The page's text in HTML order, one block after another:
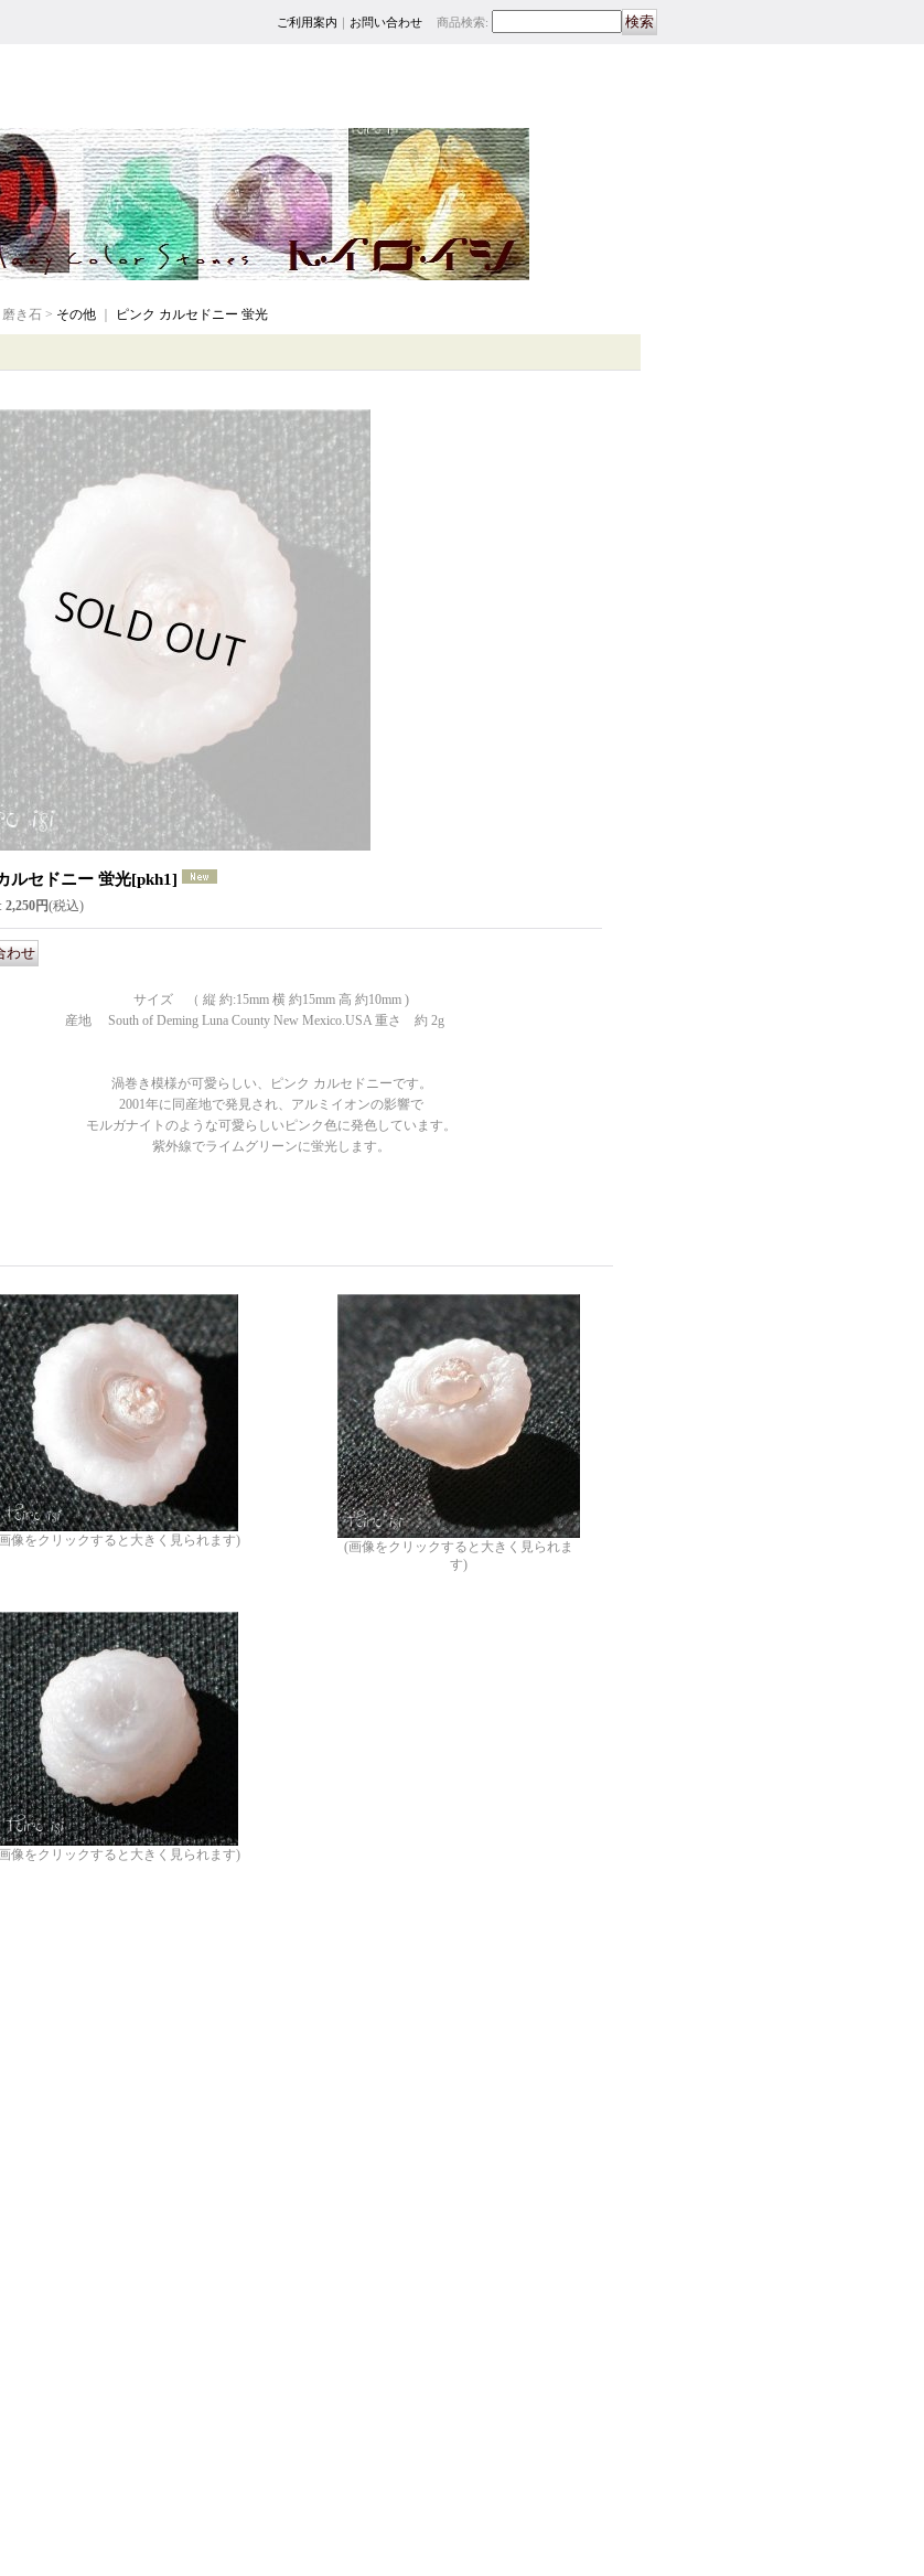
ご利用案内 ｜ お問い合わせ 商品検索:
磨き石 > その他 ピンク カルセドニー 蛍光
ルセドニー 蛍光[pkh1]
: 2,250円(税込)
サイズ （ 縦 約:15mm 横 約15mm 高 約10mm )
産地 South of Deming Luna County New Mexico.USA 重さ 約 2g
渦巻き模様が可愛らしい、ピンク カルセドニーです。
2001年に同産地で発見され、アルミイオンの影響で
モルガナイトのような可愛らしいピンク色に発色しています。
紫外線でライムグリーンに蛍光します。
像をクリックすると大きく見られます)
(画像をクリックすると大きく見られま
す)
像をクリックすると大きく見られます)